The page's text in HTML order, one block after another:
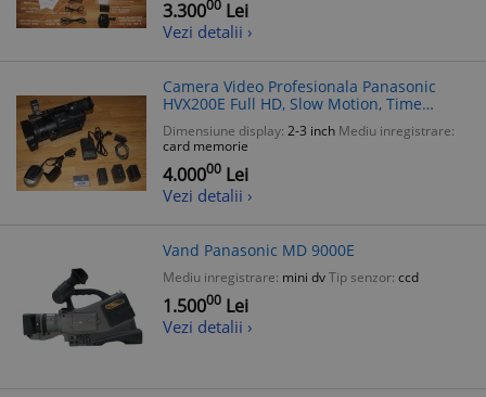
3.30000 Lei
Vezi detalii ›
Camera Video Profesionala Panasonic
HVX200E Full HD, Slow Motion, Time
Lapse, 4 Acumulatori, 2 Incarcatoare,
Geanta
Dimensiune display: 2-3 inch Mediu inregistrare:
card memorie
4.00000 Lei
Vezi detalii ›
Vand Panasonic MD 9000E
Mediu inregistrare: mini dvTip senzor: ccd
1.50000 Lei
Vezi detalii ›